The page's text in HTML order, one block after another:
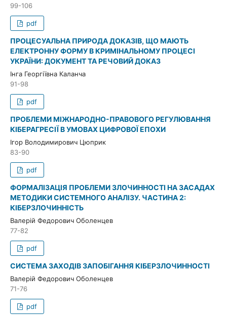
99-106
pdf
ПРОЦЕСУАЛЬНА ПРИРОДА ДОКАЗІВ, ЩО МАЮТЬ
ЕЛЕКТРОННУ ФОРМУ В КРИМІНАЛЬНОМУ ПРОЦЕСІ
УКРАЇНИ: ДОКУМЕНТ ТА РЕЧОВИЙ ДОКАЗ
Інга Георгіївна Каланча
91-98
pdf
ПРОБЛЕМИ МІЖНАРОДНО-ПРАВОВОГО РЕГУЛЮВАННЯ
КІБЕРАГРЕСІЇ В УМОВАХ ЦИФРОВОЇ ЕПОХИ
Ігор Володимирович Цюприк
83-90
pdf
ФОРМАЛІЗАЦІЯ ПРОБЛЕМИ ЗЛОЧИННОСТІ НА ЗАСАДАХ
МЕТОДИКИ СИСТЕМНОГО АНАЛІЗУ. ЧАСТИНА 2:
КІБЕРЗЛОЧИННІСТЬ
Валерій Федорович Оболенцев
77-82
pdf
СИСТЕМА ЗАХОДІВ ЗАПОБІГАННЯ КІБЕРЗЛОЧИННОСТІ
Валерій Федорович Оболенцев
71-76
pdf